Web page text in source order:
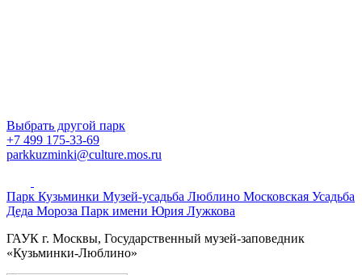
Выбрать другой парк
+7 499 175-33-69
parkkuzminki@culture.mos.ru
Парк Кузьминки Музей-усадьба Люблино Московская Усадьба
Деда Мороза Парк имени Юрия Лужкова
ГАУК г. Москвы, Государственный музей-заповедник
«Кузьминки-Люблино»